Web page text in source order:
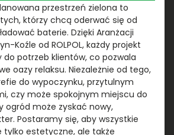
przestrzeń zielona to
którzy chcą oderwać się od
baterie. Dzięki Aranżacji
Koźle od ROLPOL, każdy projekt
potrzeb klientów, co pozwala
oazy relaksu. Niezależnie od tego,
do wypoczynku, przytulnym
czy może spokojnym miejscu do
ogród może zyskać nowy,
Postaramy się, aby wszystkie
tylko estetyczne, ale także